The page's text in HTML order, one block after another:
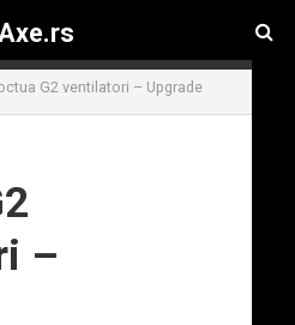
G2 ventilatori – Upgrade
–